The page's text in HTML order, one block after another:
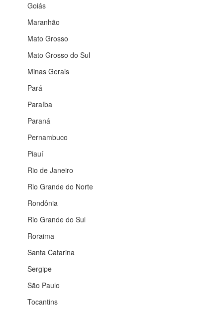
Goiás
Maranhão
Mato Grosso
Mato Grosso do Sul
Minas Gerais
Pará
Paraíba
Paraná
Pernambuco
Piauí
Rio de Janeiro
Rio Grande do Norte
Rondônia
Rio Grande do Sul
Roraima
Santa Catarina
Sergipe
São Paulo
Tocantins